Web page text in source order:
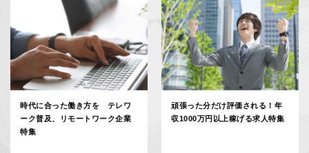
時代に合った働き方を テレワ
ーク普及、リモートワーク企業
特集
頑張った分だけ評価される！年
収1000万円以上稼げる求人特集